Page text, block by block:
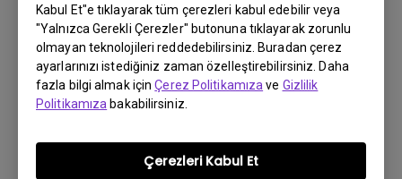
Kabul Et"e tıklayarak tüm çerezleri kabul edebilir veya
"Yalnızca Gerekli Çerezler" butonuna tıklayarak zorunlu
olmayan teknolojileri reddedebilirsiniz. Buradan çerez
ayarlarınızı istediğiniz zaman özelleştirebilirsiniz. Daha
fazla bilgi almak içinÇerez Politikamıza ve Gizlilik
Politikamıza bakabilirsiniz.
Çerezleri Kabul Et
7/9/2023
Bazen Android TV'mde uygulamalar
beklenmedik bir şekilde kapanıyor ve sistem
düzeltebilirim?